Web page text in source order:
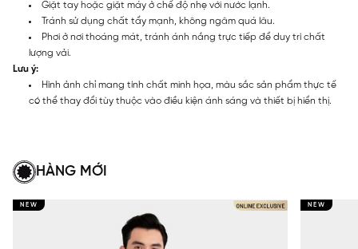
Giặt tay hoặc giặt máy ở chế độ nhẹ với nước lạnh.
Tránh sử dụng chất tẩy mạnh, không ngâm quá lâu.
Phơi ở nơi thoáng mát, tránh ánh nắng trực tiếp để duy trì chất
lượng vải.
Lưu ý:
Hình ảnh chỉ mang tính chất minh họa, màu sắc sản phẩm thực tế
có thể thay đổi tùy thuộc vào điều kiện ánh sáng và thiết bị hiển thị.
HÀNG MỚI
NEW NEW